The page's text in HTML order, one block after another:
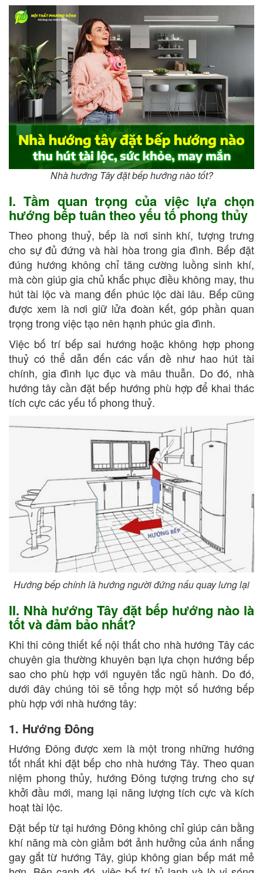
Nhà hướng Tây đặt bếp hướng nào tốt?
I. Tầm quan trọng của việc lựa chọn
hướng bếp tuân theo yếu tố phong thủy
Theo phong thuỷ, bếp là nơi sinh khí, tượng trưng
cho sự đủ đứng và hài hòa trong gia đình. Bếp đặt
đúng hướng không chỉ tăng cường luồng sinh khí,
mà còn giúp gia chủ khắc phục điều không may, thu
hút tài lộc và mang đến phúc lộc dài lâu. Bếp cũng
được xem là nơi giữ lửa đoàn kết, góp phần quan
trọng trong việc tạo nên hạnh phúc gia đình.
Việc bố trí bếp sai hướng hoặc không hợp phong
thuỷ có thể dẫn đến các vấn đề như hao hút tài
chính, gia đình lục đục và mâu thuẫn. Do đó, nhà
hướng tây cần đặt bếp hướng phù hợp để khai thác
tích cực các yếu tố phong thuỷ.
Hướng bếp chính là hướng người đứng nấu quay lưng lại
II. Nhà hướng Tây đặt bếp hướng nào là
tốt và đảm bảo nhất?
Khi thi công thiết kế nội thất cho nhà hướng Tây các
chuyên gia thường khuyên bạn lựa chọn hướng bếp
sao cho phù hợp với nguyên tắc ngũ hành. Do đó,
dưới đây chúng tôi sẽ tổng hợp một số hướng bếp
phù hợp với nhà hướng tây:
1. Hướng Đông
Hướng Đông được xem là một trong những hướng
tốt nhất khi đặt bếp cho nhà hướng Tây. Theo quan
niệm phong thủy, hướng Đông tượng trưng cho sự
khởi đầu mới, mang lại năng lượng tích cực và kích
hoạt tài lộc.
Đặt bếp từ tại hướng Đông không chỉ giúp cân bằng
khí năng mà còn giảm bớt ảnh hưởng của ánh nắng
gay gắt từ hướng Tây, giúp không gian bếp mát mẻ